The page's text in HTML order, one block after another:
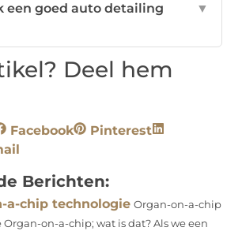
een goed auto detailing
▼
Deel hem
Facebook
Pinterest
Berichten:
a-chip technologie Organ-on-a-chip
on-a-chip; wat is dat? Als we een